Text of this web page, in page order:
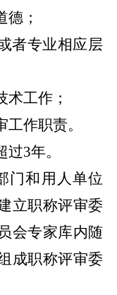
德；
者专业相应层
术工作；
工作职责。
3年。
门和用人单位
立职称评审委
会专家库内随
成职称评审委